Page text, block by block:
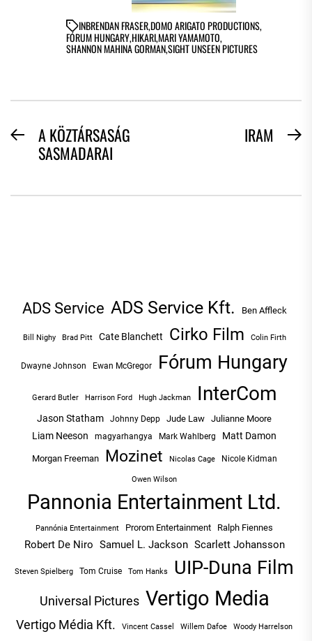
INBRENDAN FRASER,DOMO ARIGATO PRODUCTIONS,
FÓRUM HUNGARY,HIKARI,MARI YAMAMOTO,
SHANNON MAHINA GORMAN,SIGHT UNSEEN PICTURES
BEJEGYZÉS
NAVIGÁCIÓ
PreviousA KÖZTÁRSASÁG
SASMADARAI
IRAM
ADS Service ADS Service Kft. Ben Affleck
Bill Nighy Brad Pitt Cate Blanchett Cirko Film Colin Firth
Dwayne Johnson Ewan McGregor Fórum Hungary
Gerard Butler Harrison Ford Hugh Jackman InterCom
Jason Statham Johnny Depp Jude Law Julianne Moore
Liam Neeson magyarhangya Mark Wahlberg Matt Damon
Morgan Freeman Mozinet Nicolas Cage Nicole Kidman
Owen Wilson
Pannonia Entertainment Ltd.
Pannónia Entertainment Prorom Entertainment Ralph Fiennes
Robert De Niro Samuel L. Jackson Scarlett Johansson
Steven Spielberg Tom Cruise Tom Hanks UIP-Duna Film
Universal Pictures Vertigo Media
Vertigo Média Kft. Vincent Cassel Willem Dafoe Woody Harrelson